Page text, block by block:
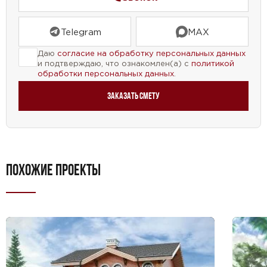
Telegram MAX
Даю согласие на обработку персональных данных
и подтверждаю, что ознакомлен(а) с политикой
обработки персональных данных.
Заказать смету
ПОХОЖИЕ ПРОЕКТЫ